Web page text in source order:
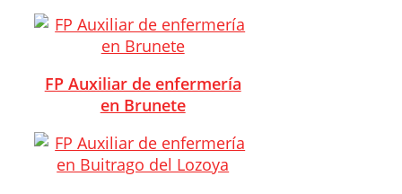
FP Auxiliar de enfermería
en Brunete